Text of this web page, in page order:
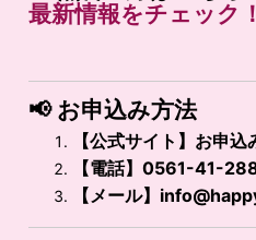
最新情報をチェック！
📢 お申込み方法
【公式サイト】お申
【電話】0561-41-
【メール】